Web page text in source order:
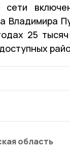
сети
Владимира
25
область